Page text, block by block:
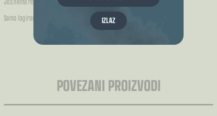
IZLAZ
Samo logirani kupci koji su kupili ovaj proizvod mogu napisati recenziju.
POVEZANI PROIZVODI